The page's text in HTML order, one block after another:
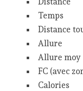
Temps
Distance
Allure
Allure moy
FC (avec
Calories